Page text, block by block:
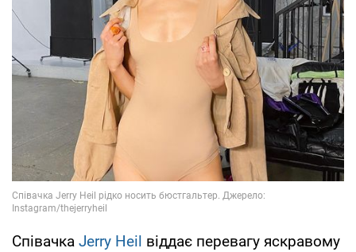
Співачка Jerry Heil віддає перевагу яскравому